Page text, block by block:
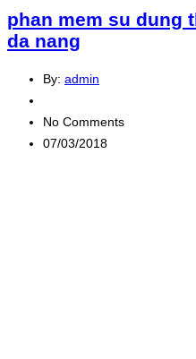
phan mem su dung
da nang
By: admin
No Comments
07/03/2018